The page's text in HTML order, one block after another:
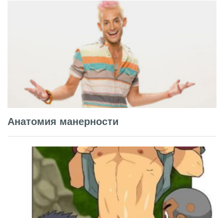
Анатомия манерности